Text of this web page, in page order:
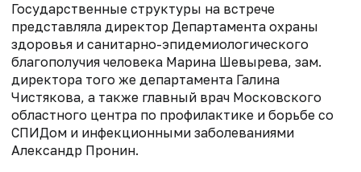
Государственные структуры на встрече
представляла директор Департамента охраны
здоровья и санитарно-эпидемиологического
благополучия человека Марина Шевырева, зам.
директора того же департамента Галина
Чистякова, а также главный врач Московского
областного центра по профилактике и борьбе со
СПИДом и инфекционными заболеваниями
Александр Пронин.